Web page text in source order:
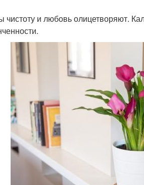
чистоту и любовь олицетворяют.